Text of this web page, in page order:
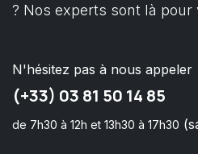
? Nos experts sont là pour
N'hésitez pas à nous appeler
(+33) 03 81 50 14 85
de 7h30 à 12h et 13h30 à 17h30